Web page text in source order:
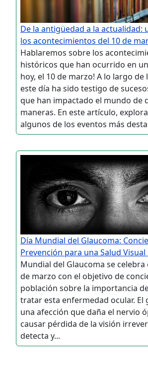
De la antigüedad a la actualidad:
los acontecimientos del 10 de
Hablaremos sobre los
históricos que han ocurrido en
hoy, el 10 de marzo! A lo largo de
este día ha sido testigo de
que han impactado el mundo de
maneras. En este artículo,
algunos de los eventos más
Día Mundial del Glaucoma:
Prevención para una Salud
Mundial del Glaucoma se celebra
de marzo con el objetivo de
población sobre la importancia
tratar esta enfermedad ocular. El
una afección que daña el nervio
causar pérdida de la visión
detecta y...